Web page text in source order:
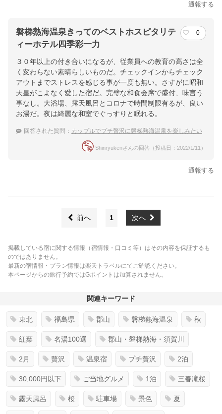
通報する
磐梯熱海温泉きってのベストホスピタリテ
ィーホテル四季彩一力
0
３０年以上の付き合いになるが、従業員への教育の高さは全
く変わらない素晴らしいものだ。チェックインからチェック
アウトまでストレスを感じる事が一度も無い。さすがに昭和
天皇がこよなく愛した宿だ。完璧な和食会席で盛付、味言う
事なし。大浴場、露天風呂とコロナで時間制限有るが、良い
お湯だ。夜は綺麗な和室でぐっすりと眠れる。
回答された質問： カップルでプチ贅沢に磐梯熱海温泉を楽しみたい
Shinryukenさんの回答（投稿日：2022/1/11）
通報する
前へ 1 次へ
掲載している宿に関する情報（宿情報・口コミ等）はその内容を保証するも
のではありません。
最新の宿情報・プラン情報は楽天トラベルにてご確認ください。
本ページからの旅行予約ではGポイントは加算されません。
関連キーワード
東北 福島県 郡山 磐梯熱海温泉 秋
紅葉 名湯100選 郡山・磐梯熱海・須賀川
2月 贅沢 温泉宿 プチ贅沢 2泊
30,000円以下 ご当地グルメ 1泊 三春滝桜
露天風呂 桜 駐車場 景色 夏